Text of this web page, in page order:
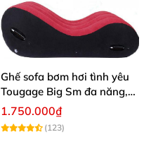
Ghế sofa bơm hơi tình yêu
Tougage Big Sm đa năng,
tiện lợi
1.750.000₫
(123)